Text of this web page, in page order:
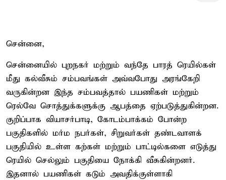
சென்னை,
சென்னையில் புறநகர் மற்றும் வந்தே பாரத் ரெயில்கள்
மீது கல்வீசும் சம்பவங்கள் அவ்வபோது அரங்கேறி
வருகின்றன இந்த சம்பவத்தால் பயணிகள் மற்றும்
ரெல்வே சொத்துக்களுக்கு ஆபத்தை ஏற்படுத்துகின்றன.
குறிப்பாக வியாசர்பாடி, கோடம்பாக்கம் போன்ற
பகுதிகளில் மர்ம நபர்கள், சிறுவர்கள் தண்டவாளக்
பகுதியில் உள்ள கற்கள் மற்றும் பாட்டில்களை எடுத்து
ரெயில் செல்லும் பகுதியை நோக்கி வீசுகின்றனர்.
இதனால் பயணிகள் கடும் அவதிக்குள்ளாகி